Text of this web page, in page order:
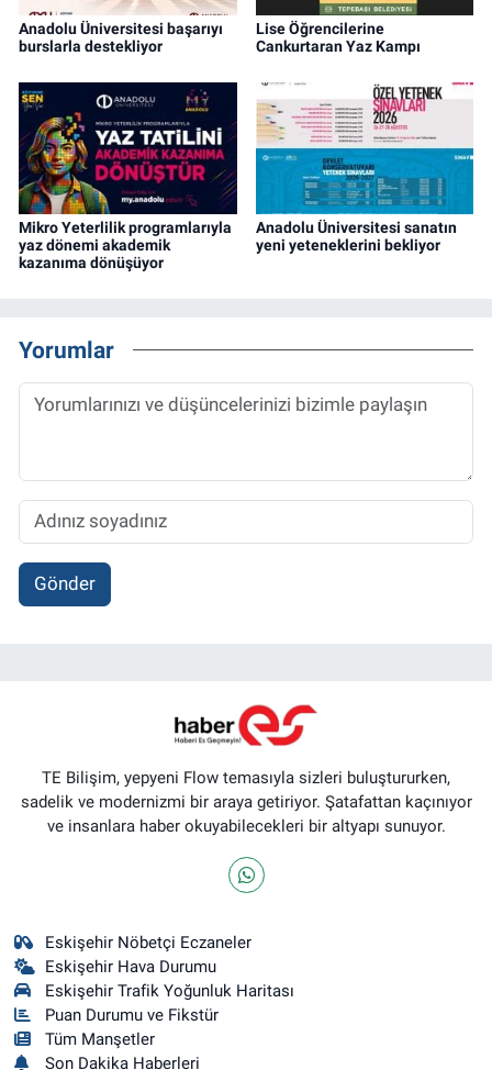
Anadolu Üniversitesi başarıyı
burslarla destekliyor
Lise Öğrencilerine
Cankurtaran Yaz Kampı
Mikro Yeterlilik programlarıyla
yaz dönemi akademik
kazanıma dönüşüyor
Anadolu Üniversitesi sanatın
yeni yeteneklerini bekliyor
Yorumlar
Gönder
TE Bilişim, yepyeni Flow temasıyla sizleri buluştururken,
sadelik ve modernizmi bir araya getiriyor. Şatafattan kaçınıyor
ve insanlara haber okuyabilecekleri bir altyapı sunuyor.
Eskişehir Nöbetçi Eczaneler
Eskişehir Hava Durumu
Eskişehir Trafik Yoğunluk Haritası
Puan Durumu ve Fikstür
Tüm Manşetler
Son Dakika Haberleri